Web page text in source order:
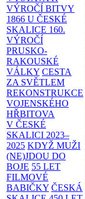
VÝROČÍ BITVY
1866 U ČESKÉ
SKALICE 160.
VÝROČÍ
PRUSKO-
RAKOUSKÉ
VÁLKY CESTA
ZA SVĚTLEM
REKONSTRUKCE
VOJENSKÉHO
HŘBITOVA
V ČESKÉ
SKALICI 2023–
2025 KDYŽ MUŽI
(NE)JDOU DO
BOJE 55 LET
FILMOVÉ
BABIČKY ČESKÁ